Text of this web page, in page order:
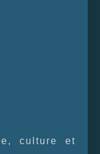
culture et